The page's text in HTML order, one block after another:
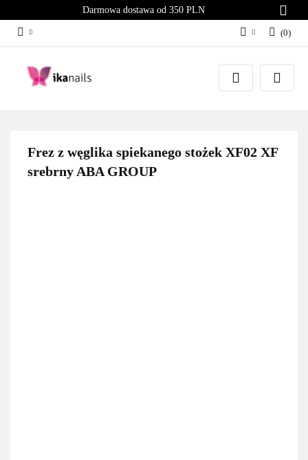
Darmowa dostawa od 350 PLN
Zaloguj się
Załóż konto
(0)
Frez z węglika spiekanego stożek XF02 XF
srebrny ABA GROUP